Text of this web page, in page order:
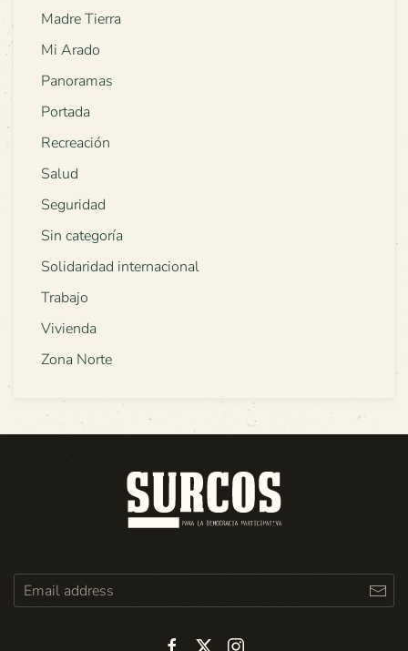
Madre Tierra
Mi Arado
Panoramas
Portada
Recreación
Salud
Seguridad
Sin categoría
Solidaridad internacional
Trabajo
Vivienda
Zona Norte